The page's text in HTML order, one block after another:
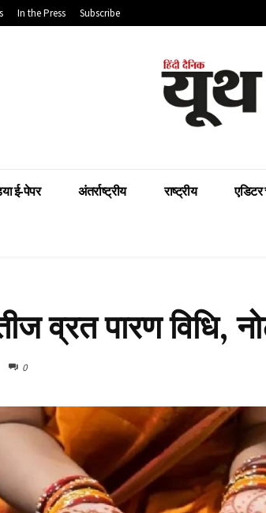
In the Press Subscribe
ई-पेपर अंतर्राष्ट्रीय राष्ट्रीय एडिटर
व्रत पारण विधि,
0